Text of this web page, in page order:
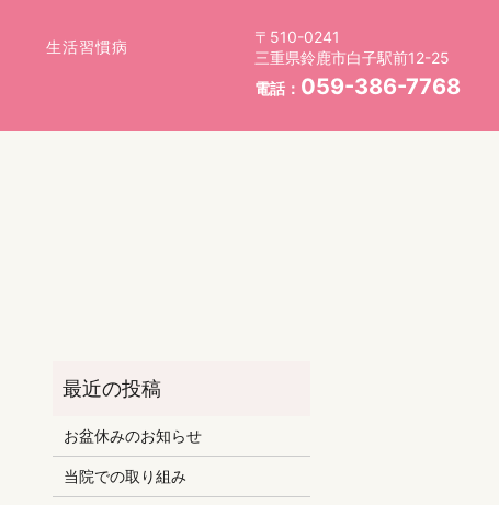
生活習慣病
〒510-0241
三重県鈴鹿市白子駅前12-25
電話： 059-386-7768
お盆休みのお知らせ
当院での取り組み